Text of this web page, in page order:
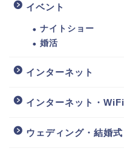
イベント
ナイトショー
婚活
インターネット
インターネット・WiFi
ウェディング・結婚式